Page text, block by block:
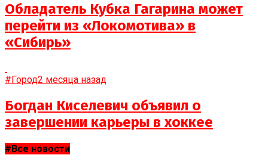
Обладатель Кубка Гагарина может
перейти из «Локомотива» в
«Сибирь»
#Город2 месяца назад
Богдан Киселевич объявил о
завершении карьеры в хоккее
#Все новости